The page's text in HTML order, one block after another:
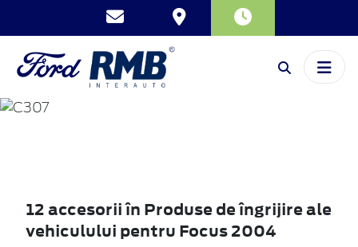
FOCUS
12 accesorii în Produse de îngrijire ale
vehiculului pentru Focus 2004